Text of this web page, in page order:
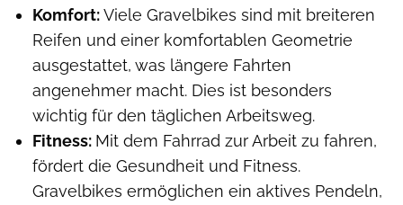
Komfort:Viele Gravelbikes sind mit breiteren
Reifen und einer komfortablen Geometrie
ausgestattet, was längere Fahrten
angenehmer macht. Dies ist besonders
wichtig für den täglichen Arbeitsweg.
Fitness: Mit dem Fahrrad zur Arbeit zu fahren,
fördert die Gesundheit und Fitness.
Gravelbikes ermöglichen ein aktives Pendeln,